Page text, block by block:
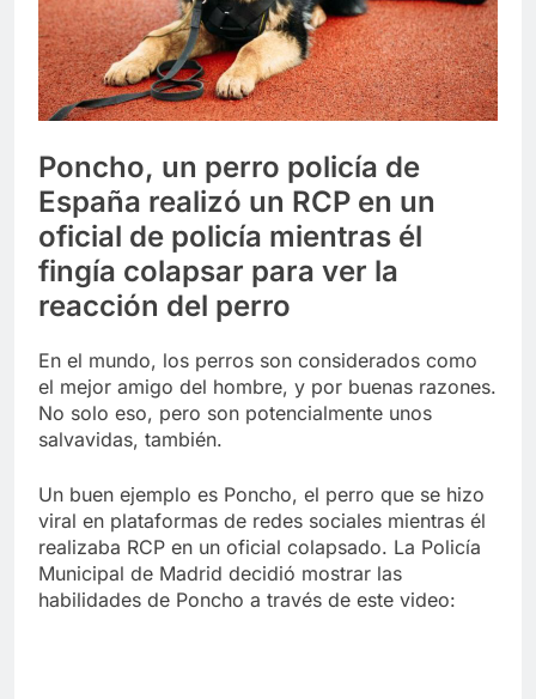
Libre
Crucero en México te
lleva a lugares
paranormales con
binoculares de visión
nocturna y reuniones de
7 Años Atrás
La Inteligencia Artificial
deepfake de Samsung
movimiento desde una
sola foto
Poncho, un perro policía de
España realizó un RCP en un
oficial de policía mientras él
fingía colapsar para ver la
reacción del perro
En el mundo, los perros son considerados como
el mejor amigo del hombre, y por buenas razones.
No solo eso, pero son potencialmente unos
salvavidas, también.
Un buen ejemplo es Poncho, el perro que se hizo
viral en plataformas de redes sociales mientras él
realizaba RCP en un oficial colapsado. La Policía
Municipal de Madrid decidió mostrar las
habilidades de Poncho a través de este video: